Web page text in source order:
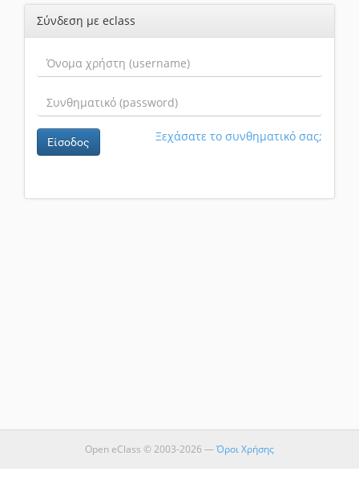
Σύνδεση με eclass
Είσοδος Ξεχάσατε το συνθηματικό σας;
Open eClass © 2003-2026 —Όροι Χρήσης